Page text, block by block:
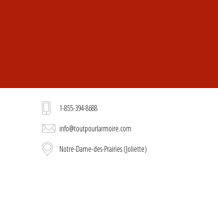
1-855-394-8688
info@toutpourlarmoire.com
Notre-Dame-des-Prairies (Joliette)